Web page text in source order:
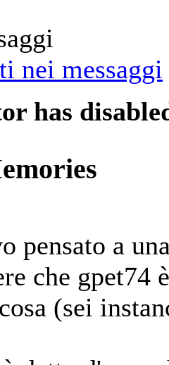
has
pensato a
che gpet74
(sei